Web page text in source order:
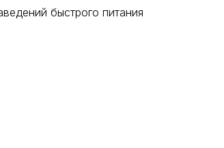
быстрого питания